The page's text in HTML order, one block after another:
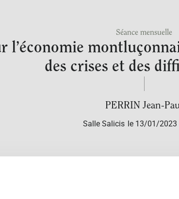
Séance mensuelle
l’économie
des crises et des
PERRIN Jean-
Salle Salicis le 13/01/2023